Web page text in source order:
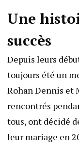
Une
succès
Depuis leurs
toujours été un
Rohan Dennis et
rencontrés
tous, ont décidé
leur mariage en